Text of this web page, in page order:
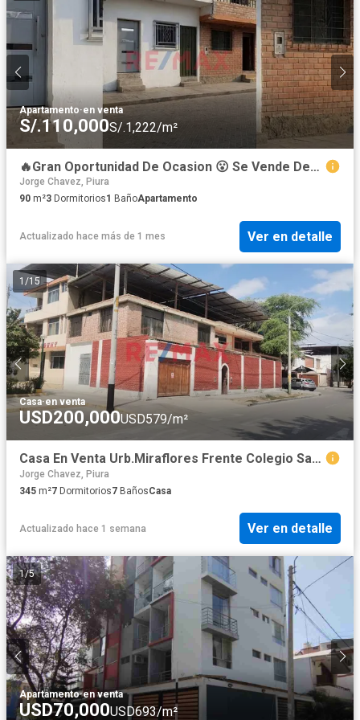
Apartamento·en venta
S/.110,000S/.1,222/m²
🔥Gran Oportunidad De Ocasion 😮 Se Vende Departamento 1 Piso 📮 Calle Libertad 521 Castilla 📐 90 M2
Jorge Chavez, Piura
90 m²3 Dormitorios1 BañoApartamento
Actualizado hace más de 1 mes Ver en detalle
1 /15
Casa·en venta
USD200,000USD579/m²
Casa En Venta Urb.Miraflores Frente Colegio San Jose De Tarbes
Jorge Chavez, Piura
345 m²7 Dormitorios7 BañosCasa
Actualizado hace 1 semana Ver en detalle
1/5
Apartamento·en venta
USD70,000USD693/m²